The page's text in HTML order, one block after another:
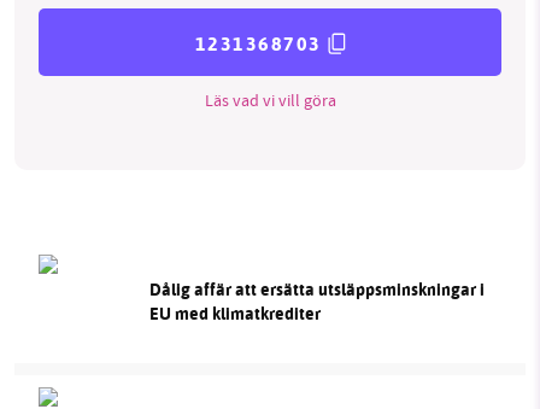
1231368703
Läs vad vi vill göra
Dålig affär att ersätta utsläppsminskningar i
EU med klimatkrediter